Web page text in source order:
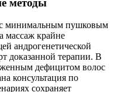
методы
с минимальным пушковым
массаж крайне
андрогенетической
доказанной терапии. В
дефицитом волос
консультация по
сохраняет